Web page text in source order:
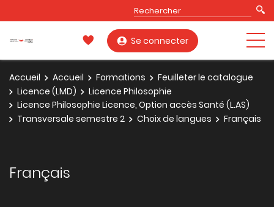
Se connecter
Accueil Accueil Formations
Feuilleter le catalogue
Licence (LMD)
Licence Philosophie
Licence Philosophie Licence, Option accès Santé (L.AS)
Transversale semestre 2
Choix de langues Français
Français